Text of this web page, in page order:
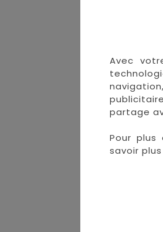
Avec
partage
Pour plus
savoir plus